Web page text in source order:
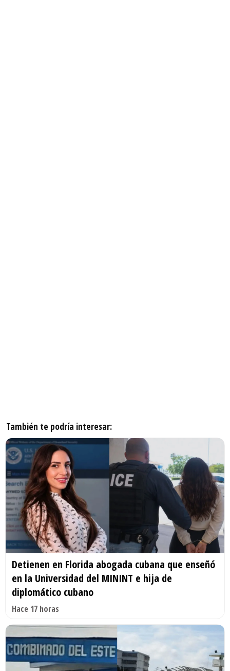
También te podría interesar:
Detienen en Florida abogada cubana que enseñó
en la Universidad del MININT e hija de
diplomático cubano
Hace 17 horas